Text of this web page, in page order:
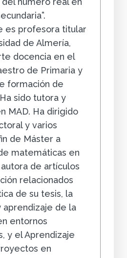
es profesora titular
de Almería,
docencia en el
de Primaria y
formación de
sido tutora y
MAD. Ha dirigido
y varios
de Máster a
matemáticas en
de artículos
relacionados
de su tesis, la
aprendizaje de la
entornos
y el Aprendizaje
en